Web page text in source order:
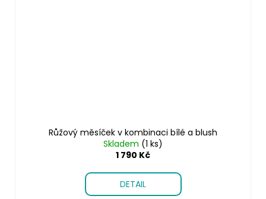
Růžový měsíček v kombinaci bílé a blush
Skladem (1 ks)
1 790 Kč
DETAIL